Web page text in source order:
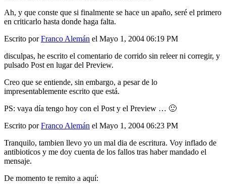
Ah, y que conste que si finalmente se hace un apaño, seré el primero
en criticarlo hasta donde haga falta.
Escrito porFranco Alemán el Mayo 1, 2004 06:19 PM
disculpas, he escrito el comentario de corrido sin releer ni corregir, y
pulsado Post en lugar del Preview.
Creo que se entiende, sin embargo, a pesar de lo
impresentablemente escrito que está.
PS: vaya día tengo hoy con el Post y el Preview … 🙂
Escrito porFranco Alemán el Mayo 1, 2004 06:23 PM
Tranquilo, tambien llevo yo un mal dia de escritura. Voy inflado de
antibioticos y me doy cuenta de los fallos tras haber mandado el
mensaje.
De momento te remito a aquí: